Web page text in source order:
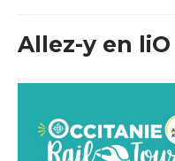
Allez-y en liO